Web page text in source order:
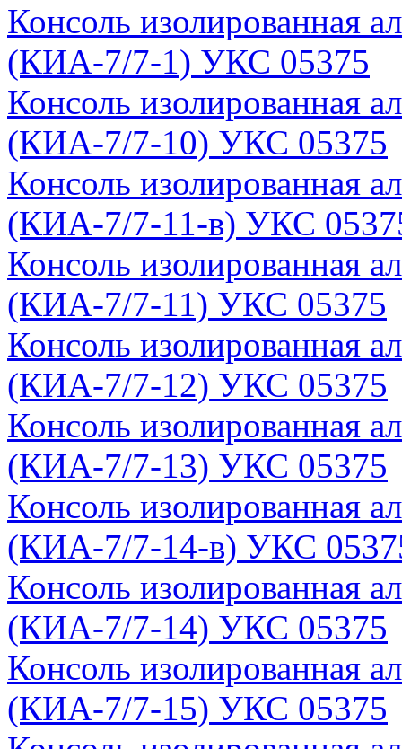
Консоль изолированная
(КИА-7/7-1) УКС 05375
Консоль изолированная
(КИА-7/7-10) УКС 05375
Консоль изолированная
(КИА-7/7-11-в) УКС
Консоль изолированная
(КИА-7/7-11) УКС 05375
Консоль изолированная
(КИА-7/7-12) УКС 05375
Консоль изолированная
(КИА-7/7-13) УКС 05375
Консоль изолированная
(КИА-7/7-14-в) УКС
Консоль изолированная
(КИА-7/7-14) УКС 05375
Консоль изолированная
(КИА-7/7-15) УКС 05375